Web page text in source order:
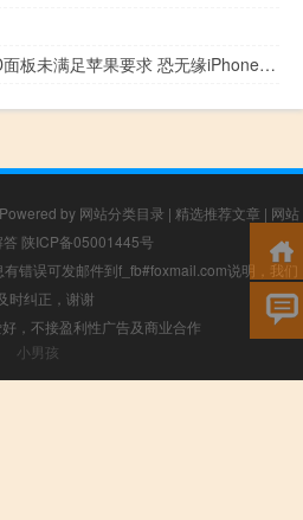
互联网动态：京东方OLED面板未满足苹果要求 恐无缘iPhone 12
Powered by 网站分类目录 | 精选推荐文章 | 网站
陕ICP备05001445号
错误可发邮件到f_fb#foxmail.com说明，我们
时纠正，谢谢
，不接盈利性广告及商业合作
小男孩